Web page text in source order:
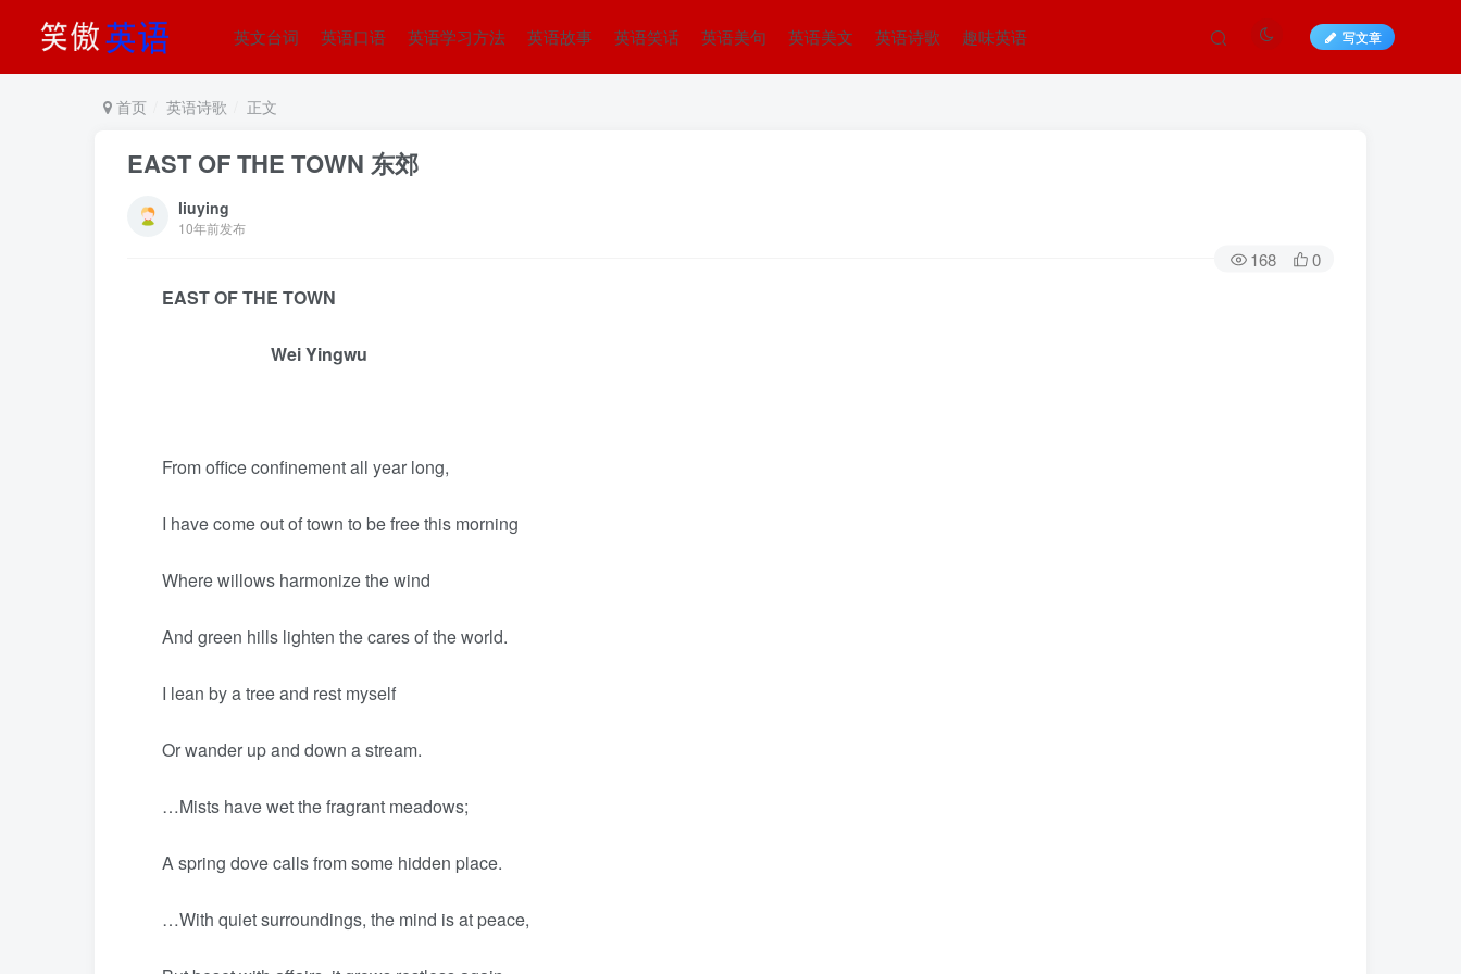
英文台词 英语口语 英语学习方法 英语故事 英语笑话 英语美句 英语美文 英语诗歌 趣味英语 写文章
首页 英语诗歌 正文
EAST OF THE TOWN 东郊
liuying
10年前发布
168 0
EAST OF THE TOWN
Wei Yingwu
From office confinement all year long,
I have come out of town to be free this morning
Where willows harmonize the wind
And green hills lighten the cares of the world.
I lean by a tree and rest myself
Or wander up and down a stream.
…Mists have wet the fragrant meadows;
A spring dove calls from some hidden place.
…With quiet surroundings, the mind is at peace,